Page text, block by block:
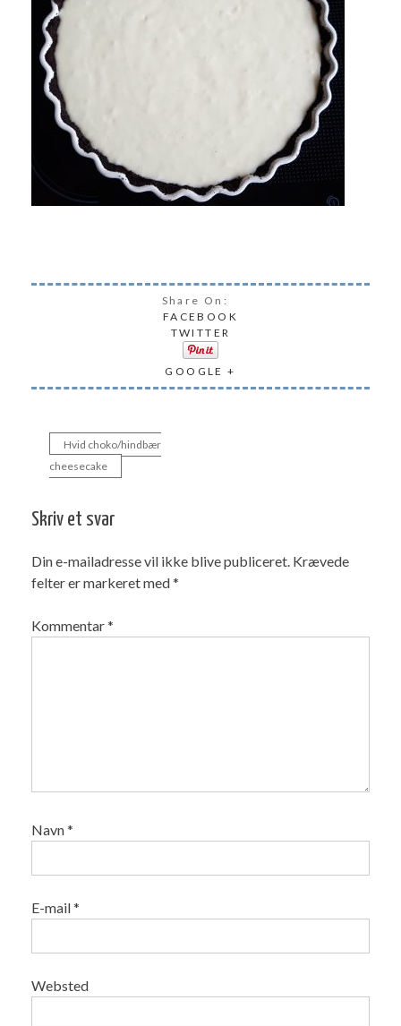
Share On:
FACEBOOK
TWITTER
GOOGLE +
Indlægsnavigation
Hvid choko/hindbær
cheesecake
Skriv et svar
Din e-mailadresse vil ikke blive publiceret. Krævede
felter er markeret med*
Kommentar*
Navn*
E-mail*
Websted